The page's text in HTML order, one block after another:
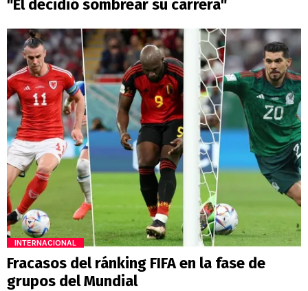
"Él decidió sombrear su carrera"
INTERNACIONAL
Fracasos del ránking FIFA en la fase de
grupos del Mundial